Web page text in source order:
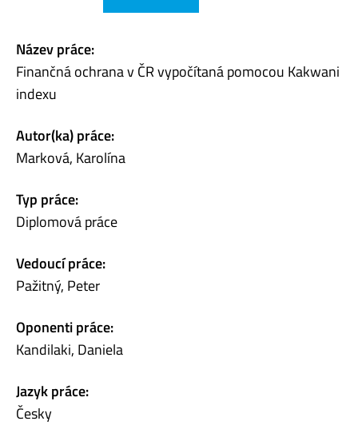
Název práce:
Finančná ochrana v ČR vypočítaná pomocou Kakwani
indexu
Autor(ka) práce:
Marková, Karolína
Typ práce:
Diplomová práce
Vedoucí práce:
Pažitný, Peter
Oponenti práce:
Kandilaki, Daniela
Jazyk práce:
Česky